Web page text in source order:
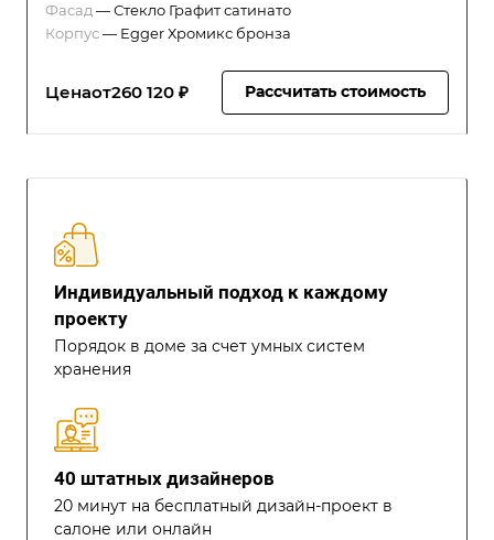
Фасад —Стекло Графит сатинато
Корпус— Egger Хромикс бронза
Ценаот260 120 ₽ Рассчитать стоимость
Индивидуальный подход к каждому
проекту
Порядок в доме за счет умных систем
хранения
40 штатных дизайнеров
20 минут на бесплатный дизайн-проект в
салоне или онлайн